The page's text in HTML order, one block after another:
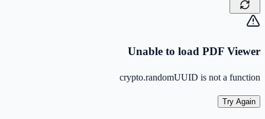
Unable to load PDF Viewer
crypto.randomUUID is not a function
Try Again